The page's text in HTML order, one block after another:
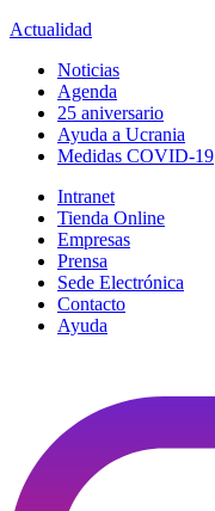
Actualidad
Noticias
Agenda
25 aniversario
Ayuda a Ucrania
Medidas COVID-19
Intranet
Tienda Online
Empresas
Prensa
Sede Electrónica
Contacto
Ayuda